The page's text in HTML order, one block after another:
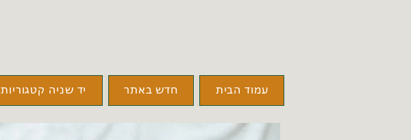
עמוד הבית חדש באתר יד שניה קטגוריות